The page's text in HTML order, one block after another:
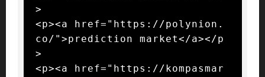
>
<p><a href="https://polynion.
co/">prediction market</a></p
>
<p><a href="https://kompasmar